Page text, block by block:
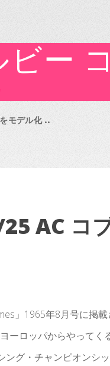
ー
モデル化 ..
AC コ
」1965年8月号に掲
ーロッパからやってく
グ・チャンピオンシ